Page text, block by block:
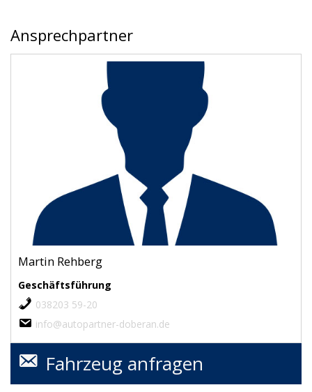
Ansprechpartner
Martin Rehberg
Geschäftsführung
038203 59-20
info@autopartner-doberan.de
Fahrzeug anfragen